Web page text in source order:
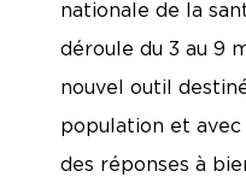
nationale de la
déroule du 3 au 9
nouvel outil
population et
des réponses à